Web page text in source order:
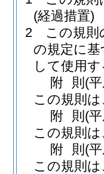
(経過措置)
2
この規則
の規定に
して使用
附 則 (
この規則
附 則 (
この規則
附 則 (
この規則